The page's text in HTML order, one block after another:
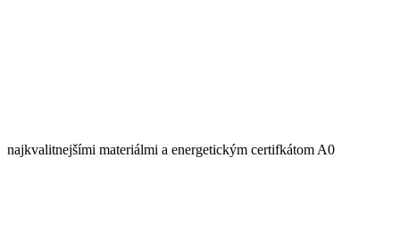
najkvalitnejšími materiálmi a energetickým certifkátom A0